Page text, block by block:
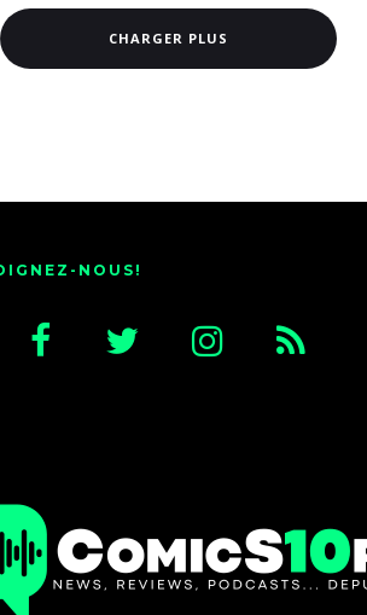
CHARGER PLUS
NOUS!